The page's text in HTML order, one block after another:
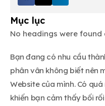
Mục lục
No headings were found
Bạn đang có nhu cầu
phân vân không biết nên
Website của mình. Có
khiến bạn cảm thấy bối